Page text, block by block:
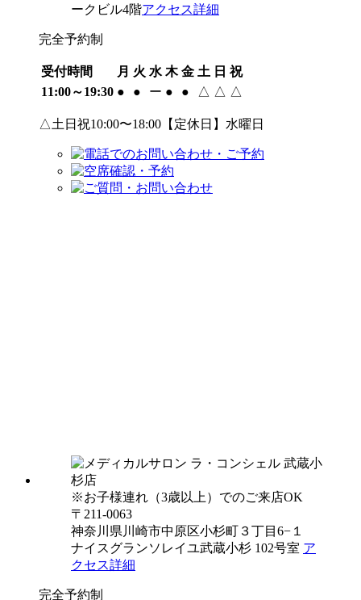
ークビル4階アクセス詳細
完全予約制
受付時間 月 火 水 木 金 土 日 祝
11:00～19:30 ● ● ー ● ● △ △ △
△土日祝10:00〜18:00【定休日】水曜日
※お子様連れ（3歳以上）でのご来店OK
〒211-0063
神奈川県川崎市中原区小杉町３丁目6−１
ナイスグランソレイユ武蔵小杉 102号室 ア
クセス詳細
完全予約制